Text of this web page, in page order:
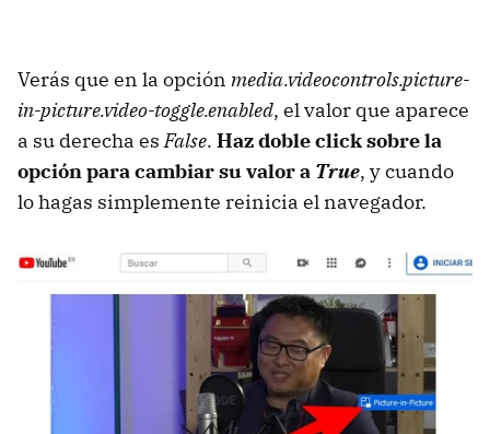
Verás que en la opción media.videocontrols.picture-
in-picture.video-toggle.enabled, el valor que aparece
a su derecha esFalse. Haz doble click sobre la
opción para cambiar su valor a True, y cuando
lo hagas simplemente reinicia el navegador.